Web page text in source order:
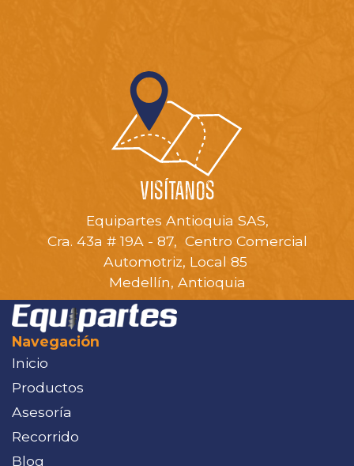
VISÍTANOS
Equipartes Antioquia SAS,
Cra. 43a # 19A - 87, Centro Comercial
Automotriz, Local 85
Medellín, Antioquia
Navegación
Inicio
Productos
Asesoría
Recorrido
Blog